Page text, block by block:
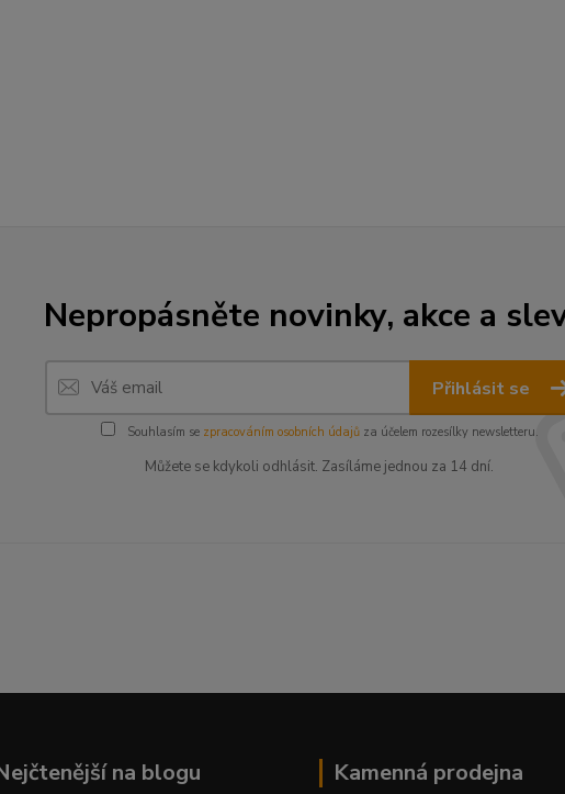
Nepropásněte novinky, akce a
Přihlásit se
Souhlasím se zpracováním osobních údajůza účelem rozesílky newsletteru.
Můžete se kdykoli odhlásit. Zasíláme jednou za 14 dní.
na blogu Kamenná prodejna